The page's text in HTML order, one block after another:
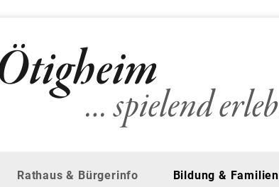
Rathaus & Bürgerinfo Bildung & Familien